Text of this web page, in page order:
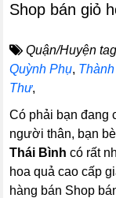
Shop bán giỏ
Quận/Huyện
Quỳnh Phụ,
Thư,
Có phải bạn đang
người thân, bạn
Thái Bình có rất
hoa quả cao cấp
hàng bán Shop